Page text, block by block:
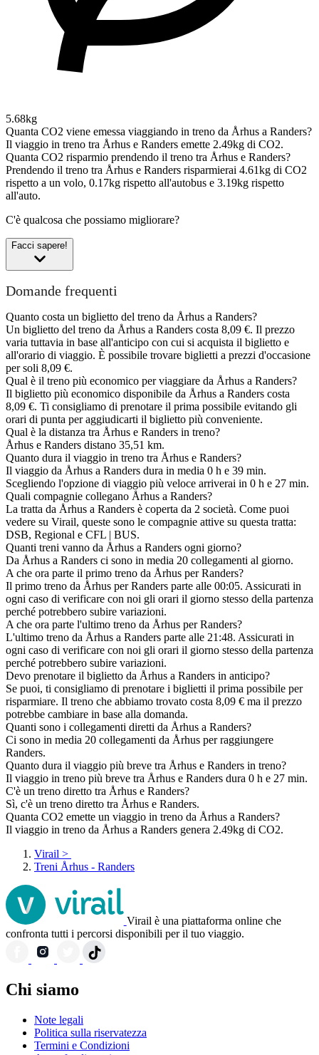
5.68kg
Quanta CO2 viene emessa viaggiando in treno da Århus a Randers?
Il viaggio in treno tra Århus e Randers emette 2.49kg di CO2.
Quanta CO2 risparmio prendendo il treno tra Århus e Randers?
Prendendo il treno tra Århus e Randers risparmierai 4.61kg di CO2
rispetto a un volo, 0.17kg rispetto all'autobus e 3.19kg rispetto
all'auto.
C'è qualcosa che possiamo migliorare?
Facci sapere!
Domande frequenti
Quanto costa un biglietto del treno da Århus a Randers?
Un biglietto del treno da Århus a Randers costa 8,09 €. Il prezzo
varia tuttavia in base all'anticipo con cui si acquista il biglietto e
all'orario di viaggio. È possibile trovare biglietti a prezzi d'occasione
per soli 8,09 €.
Qual è il treno più economico per viaggiare da Århus a Randers?
Il biglietto più economico disponibile da Århus a Randers costa
8,09 €. Ti consigliamo di prenotare il prima possibile evitando gli
orari di punta per aggiudicarti il biglietto più conveniente.
Qual è la distanza tra Århus e Randers in treno?
Århus e Randers distano 35,51 km.
Quanto dura il viaggio in treno tra Århus e Randers?
Il viaggio da Århus a Randers dura in media 0 h e 39 min.
Scegliendo l'opzione di viaggio più veloce arriverai in 0 h e 27 min.
Quali compagnie collegano Århus a Randers?
La tratta da Århus a Randers è coperta da 2 società. Come puoi
vedere su Virail, queste sono le compagnie attive su questa tratta:
DSB, Regional e CFL | BUS.
Quanti treni vanno da Århus a Randers ogni giorno?
Da Århus a Randers ci sono in media 20 collegamenti al giorno.
A che ora parte il primo treno da Århus per Randers?
Il primo treno da Århus per Randers parte alle 00:05. Assicurati in
ogni caso di verificare con noi gli orari il giorno stesso della partenza
perché potrebbero subire variazioni.
A che ora parte l'ultimo treno da Århus per Randers?
L'ultimo treno da Århus a Randers parte alle 21:48. Assicurati in
ogni caso di verificare con noi gli orari il giorno stesso della partenza
perché potrebbero subire variazioni.
Devo prenotare il biglietto da Århus a Randers in anticipo?
Se puoi, ti consigliamo di prenotare i biglietti il prima possibile per
risparmiare. Il treno che abbiamo trovato costa 8,09 € ma il prezzo
potrebbe cambiare in base alla domanda.
Quanti sono i collegamenti diretti da Århus a Randers?
Ci sono in media 20 collegamenti da Århus per raggiungere
Randers.
Quanto dura il viaggio più breve tra Århus e Randers in treno?
Il viaggio in treno più breve tra Århus e Randers dura 0 h e 27 min.
C'è un treno diretto tra Århus e Randers?
Sì, c'è un treno diretto tra Århus e Randers.
Quanta CO2 emette un viaggio in treno da Århus a Randers?
Il viaggio in treno da Århus a Randers genera 2.49kg di CO2.
Virail >
Treni Århus - Randers
Virail è una piattaforma online che
confronta tutti i percorsi disponibili per il tuo viaggio.
Chi siamo
Note legali
Politica sulla riservatezza
Termini e Condizioni